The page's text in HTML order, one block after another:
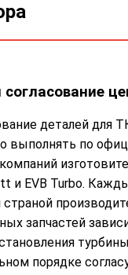
деталей для
выполнять по
и EVB Turbo.
страной
запчастей
порядке